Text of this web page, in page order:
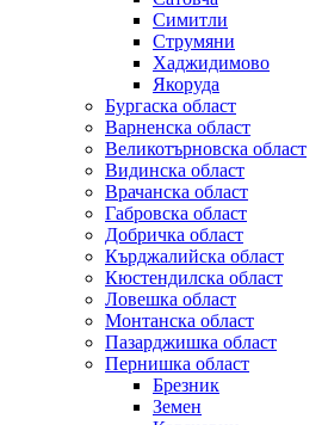
Симитли
Струмяни
Хаджидимово
Якоруда
Бургаска област
Варненска област
Великотърновска област
Видинска област
Врачанска област
Габровска област
Добричка област
Кърджалийска област
Кюстендилска област
Ловешка област
Монтанска област
Пазарджишка област
Пернишка област
Брезник
Земен